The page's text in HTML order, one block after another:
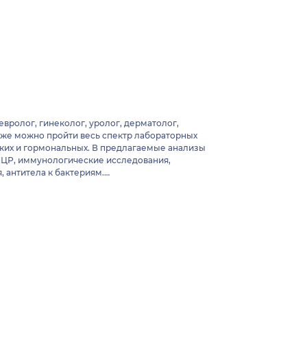
гинеколог, уролог, дерматолог,
можно пройти весь спектр лабораторных
и гормональных. В предлагаемые анализы
иммунологические исследования,
к бактериям.